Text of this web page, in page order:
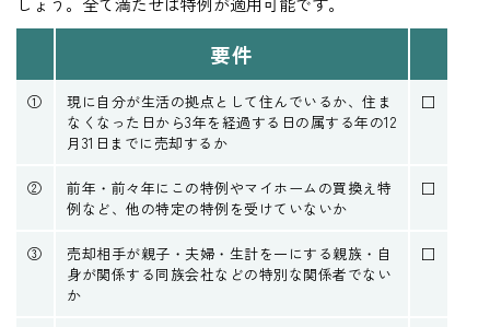
要件
①
現に自分が生活の拠点として住んでいるか、住ま
なくなった日から3年を経過する日の属する年の12
月31日までに売却するか
□
②
前年・前々年にこの特例やマイホームの買換え特
例など、他の特定の特例を受けていないか
□
③
売却相手が親子・夫婦・生計を一にする親族・自
身が関係する同族会社などの特別な関係者でない
か
□